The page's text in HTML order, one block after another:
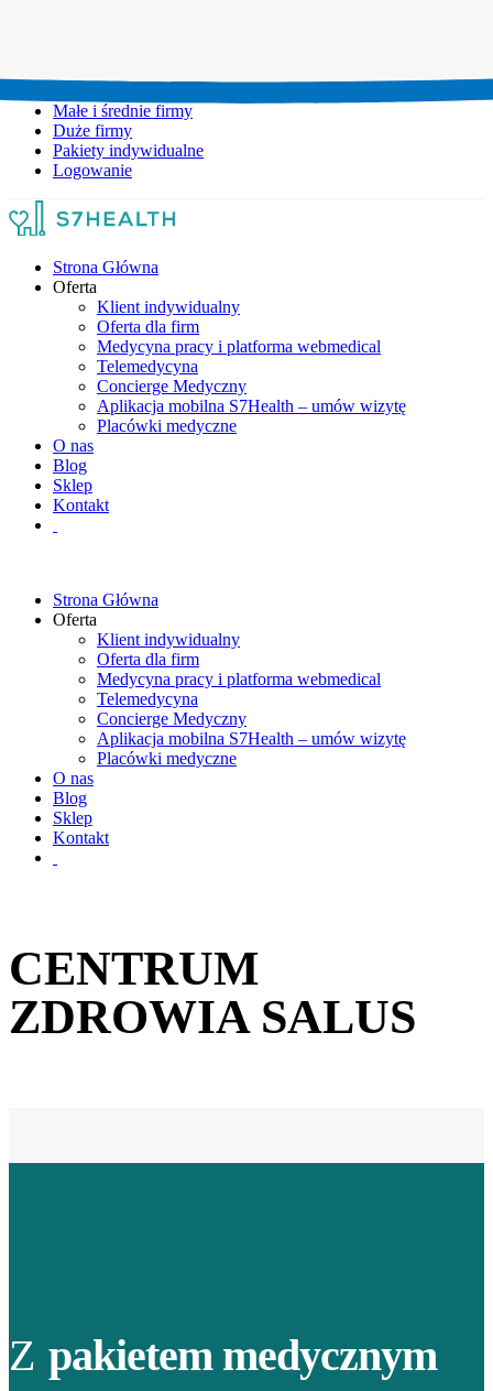
Małe i średnie firmy
Duże firmy
Pakiety indywidualne
Logowanie
Strona Główna
Oferta
Klient indywidualny
Oferta dla firm
Medycyna pracy i platforma webmedical
Telemedycyna
Concierge Medyczny
Aplikacja mobilna S7Health – umów wizytę
Placówki medyczne
O nas
Blog
Sklep
Kontakt
Strona Główna
Oferta
Klient indywidualny
Oferta dla firm
Medycyna pracy i platforma webmedical
Telemedycyna
Concierge Medyczny
Aplikacja mobilna S7Health – umów wizytę
Placówki medyczne
O nas
Blog
Sklep
Kontakt
CENTRUM
ZDROWIA SALUS
Z pakietem medycznym